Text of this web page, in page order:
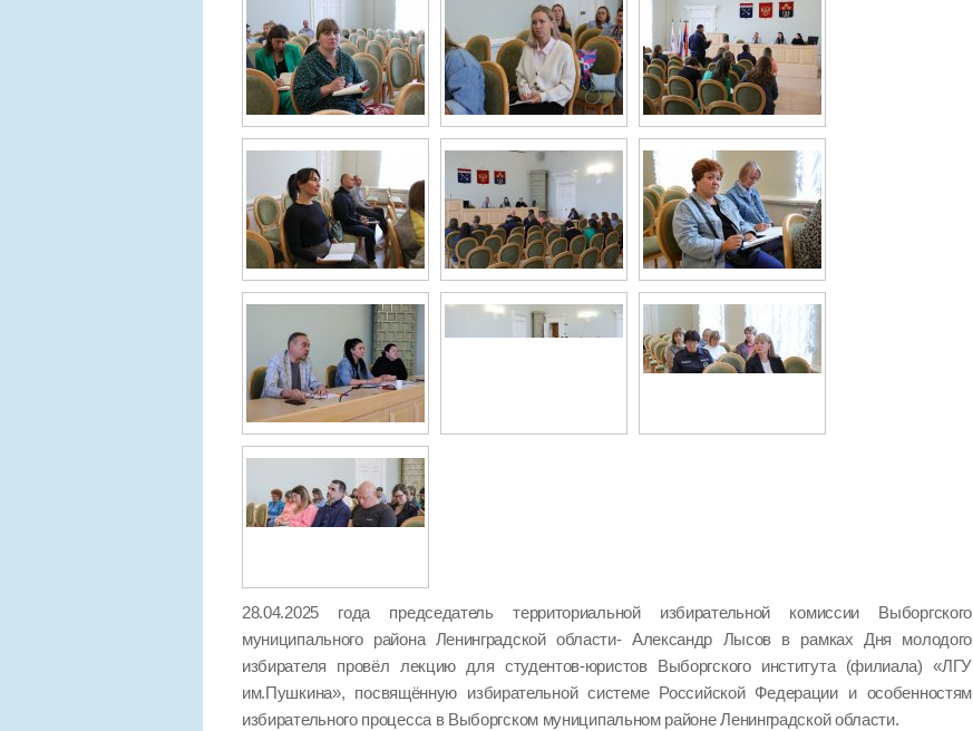
28.04.2025 года председатель территориальной избирательной комиссии Выборгского
муниципального района Ленинградской области- Александр Лысов в рамках Дня молодого
избирателя провёл лекцию для студентов-юристов Выборгского института (филиала) «ЛГУ
им.Пушкина», посвящённую избирательной системе Российской Федерации и особенностям
избирательного процесса в Выборгском муниципальном районе Ленинградской области.